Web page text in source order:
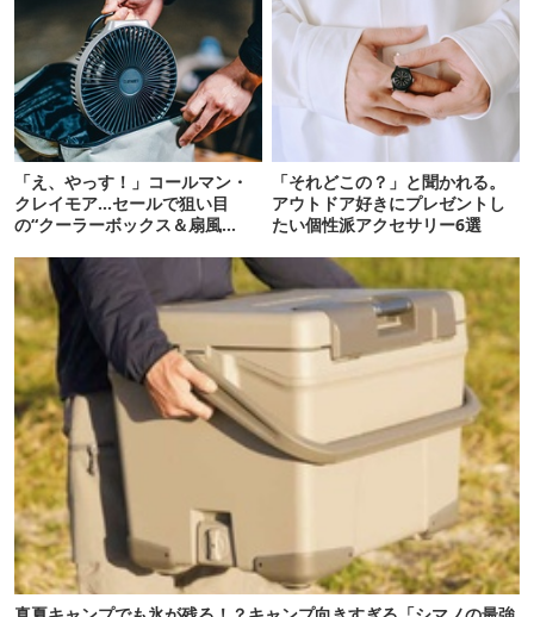
「え、やっす！」コールマン・
クレイモア…セールで狙い目
の“クーラーボックス＆扇風
「それどこの？」と聞かれる。
アウトドア好きにプレゼントし
たい個性派アクセサリー6選